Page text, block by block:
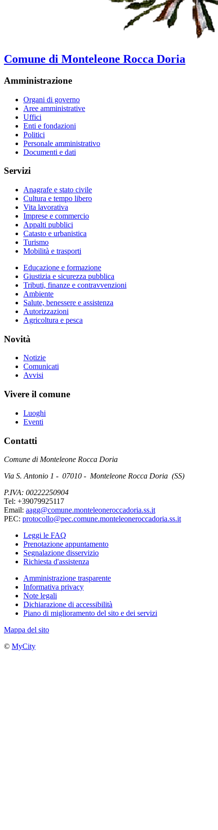
Comune di Monteleone Rocca Doria
Amministrazione
Organi di governo
Aree amministrative
Uffici
Enti e fondazioni
Politici
Personale amministrativo
Documenti e dati
Servizi
Anagrafe e stato civile
Cultura e tempo libero
Vita lavorativa
Imprese e commercio
Appalti pubblici
Catasto e urbanistica
Turismo
Mobilità e trasporti
Educazione e formazione
Giustizia e sicurezza pubblica
Tributi, finanze e contravvenzioni
Ambiente
Salute, benessere e assistenza
Autorizzazioni
Agricoltura e pesca
Novità
Notizie
Comunicati
Avvisi
Vivere il comune
Luoghi
Eventi
Contatti
Comune di Monteleone Rocca Doria
Via S. Antonio 1 - 07010 - Monteleone Rocca Doria (SS)
P.IVA: 00222250904
Tel: +39079925117
Email: aagg@comune.monteleoneroccadoria.ss.it
PEC: protocollo@pec.comune.monteleoneroccadoria.ss.it
Leggi le FAQ
Prenotazione appuntamento
Segnalazione disservizio
Richiesta d'assistenza
Amministrazione trasparente
Informativa privacy
Note legali
Dichiarazione di accessibilità
Piano di miglioramento del sito e dei servizi
Mappa del sito
© MyCity